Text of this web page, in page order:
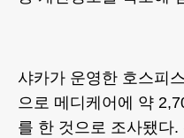
샤카가 운영한 호스피
으로 메디케어에 약
를 한 것으로 조사됐다